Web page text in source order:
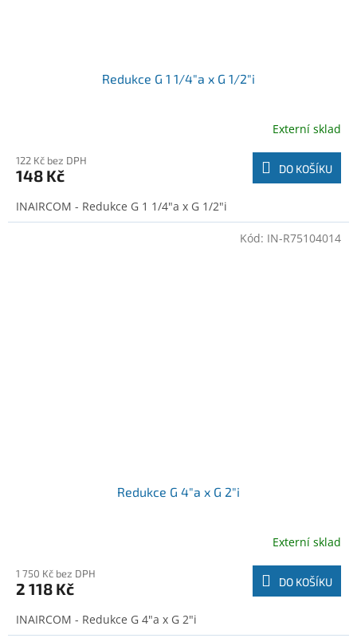
Redukce G 1 1/4"a x G 1/2"i
Externí sklad
122 Kč bez DPH
148 Kč DO KOŠÍKU
INAIRCOM - Redukce G 1 1/4"a x G 1/2"i
Redukce G 4"a x G 2"i
Externí sklad
1 750 Kč bez DPH
2 118 Kč DO KOŠÍKU
INAIRCOM - Redukce G 4"a x G 2"i
Kód: IN-R75104014